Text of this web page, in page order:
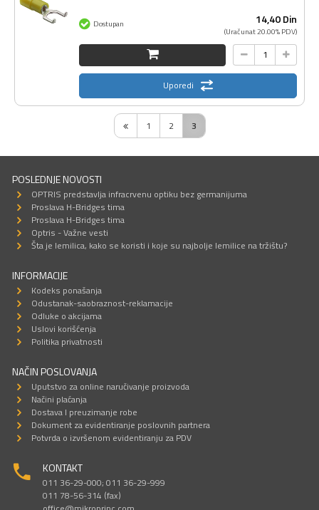
14,40Din
(Uračunat 20.00% PDV)
Dostupan
Uporedi
1 2 3
POSLEDNJE NOVOSTI
OPTRIS predstavlja infracrvenu optiku bez germanijuma
Proslava H-Bridges tima
Proslava H-Bridges tima
Optris - Važne vesti
Šta je lemilica, kako se koristi i koje su najbolje lemilice na tržištu?
INFORMACIJE
Kodeks ponašanja
Odustanak-saobraznost-reklamacije
Odluke o akcijama
Uslovi korišćenja
Politika privatnosti
NAČIN POSLOVANJA
Uputstvo za online naručivanje proizvoda
Načini plaćanja
Dostava I preuzimanje robe
Dokument za evidentiranje poslovnih partnera
Potvrda o izvršenom evidentiranju za PDV
KONTAKT
011 36-29-000; 011 36-29-999
011 78-56-314 (fax)